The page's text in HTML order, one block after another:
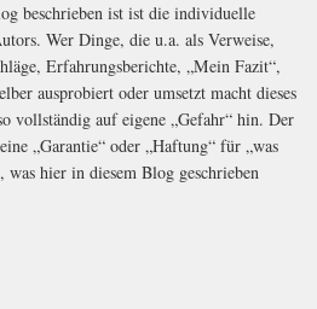
beschrieben ist ist die individuelle
Wer Dinge, die u.a. als Verweise,
Erfahrungsberichte, „Mein Fazit“,
ausprobiert oder umsetzt macht dieses
vollständig auf eigene „Gefahr“ hin. Der
„Garantie“ oder „Haftung“ für „was
was hier in diesem Blog geschrieben